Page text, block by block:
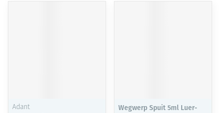
Adant
Wegwerp Spuit 5ml Luer-